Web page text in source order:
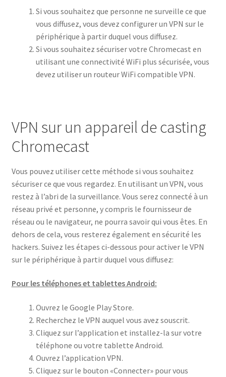
Si vous souhaitez que personne ne surveille ce que
vous diffusez, vous devez configurer un VPN sur le
périphérique à partir duquel vous diffusez.
Si vous souhaitez sécuriser votre Chromecast en
utilisant une connectivité WiFi plus sécurisée, vous
devez utiliser un routeur WiFi compatible VPN.
VPN sur un appareil de casting
Chromecast
Vous pouvez utiliser cette méthode si vous souhaitez
sécuriser ce que vous regardez. En utilisant un VPN, vous
restez à l’abri de la surveillance. Vous serez connecté à un
réseau privé et personne, y compris le fournisseur de
réseau ou le navigateur, ne pourra savoir qui vous êtes. En
dehors de cela, vous resterez également en sécurité les
hackers. Suivez les étapes ci-dessous pour activer le VPN
sur le périphérique à partir duquel vous diffusez:
Pour les téléphones et tablettes Android:
Ouvrez le Google Play Store.
Recherchez le VPN auquel vous avez souscrit.
Cliquez sur l’application et installez-la sur votre
téléphone ou votre tablette Android.
Ouvrez l’application VPN.
Cliquez sur le bouton «Connecter» pour vous